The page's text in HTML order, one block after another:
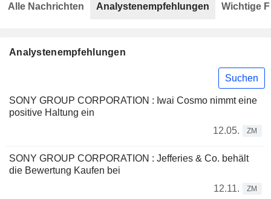
Analystenempfehlungen
Suchen
SONY GROUP CORPORATION : Iwai Cosmo nimmt eine
positive Haltung ein
12.05.
ZM
SONY GROUP CORPORATION : Jefferies & Co. behält
die Bewertung Kaufen bei
12.11.
ZM
Alle Nachrichten Analystenempfehlungen Wichtige